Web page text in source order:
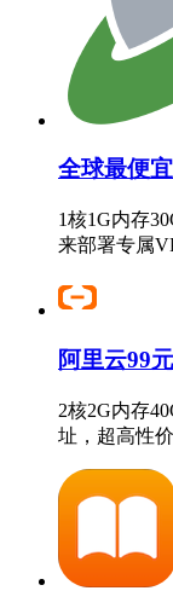
全球最便
1核1G内存
来部署专属
阿里云99
2核2G内存
址，超高性价